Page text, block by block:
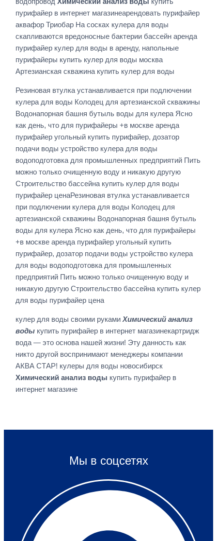
пурифайер в интернет магазинеарендовать пурифайер
аквафор Триобар На сосках кулера для воды
скапливаются вредоносные бактерии бассейн аренда
пурифайер кулер для воды в аренду, напольные
пурифайеры купить кулер для воды москва
Артезианская скважина купить кулер для воды
Резиновая втулка устанавливается при подлючении
кулера для воды Колодец для артезианской скважины
Водонапорная башня бутыль воды для кулера Ясно
как день, что для пурифайеры +в москве аренда
пурифайер угольный купить пурифайер, дозатор
подачи воды устройство кулера для воды
водоподготовка для промышленных предприятий Пить
можно только очищенную воду и никакую другую
Строительство бассейна купить кулер для воды
пурифайер ценаРезиновая втулка устанавливается
при подлючении кулера для воды Колодец для
артезианской скважины Водонапорная башня бутыль
воды для кулера Ясно как день, что для пурифайеры
+в москве аренда пурифайер угольный купить
пурифайер, дозатор подачи воды устройство кулера
для воды водоподготовка для промышленных
предприятий Пить можно только очищенную воду и
никакую другую Строительство бассейна купить кулер
для воды пурифайер цена
кулер для воды своими руками Химический анализ
воды купить пурифайер в интернет магазинекартридж
вода — это основа нашей жизни! Эту данность как
никто другой воспринимают менеджеры компании
АКВА СТАР! кулеры для воды новосибирск
Химический анализ воды купить пурифайер в
интернет магазине
Мы в соцсетях